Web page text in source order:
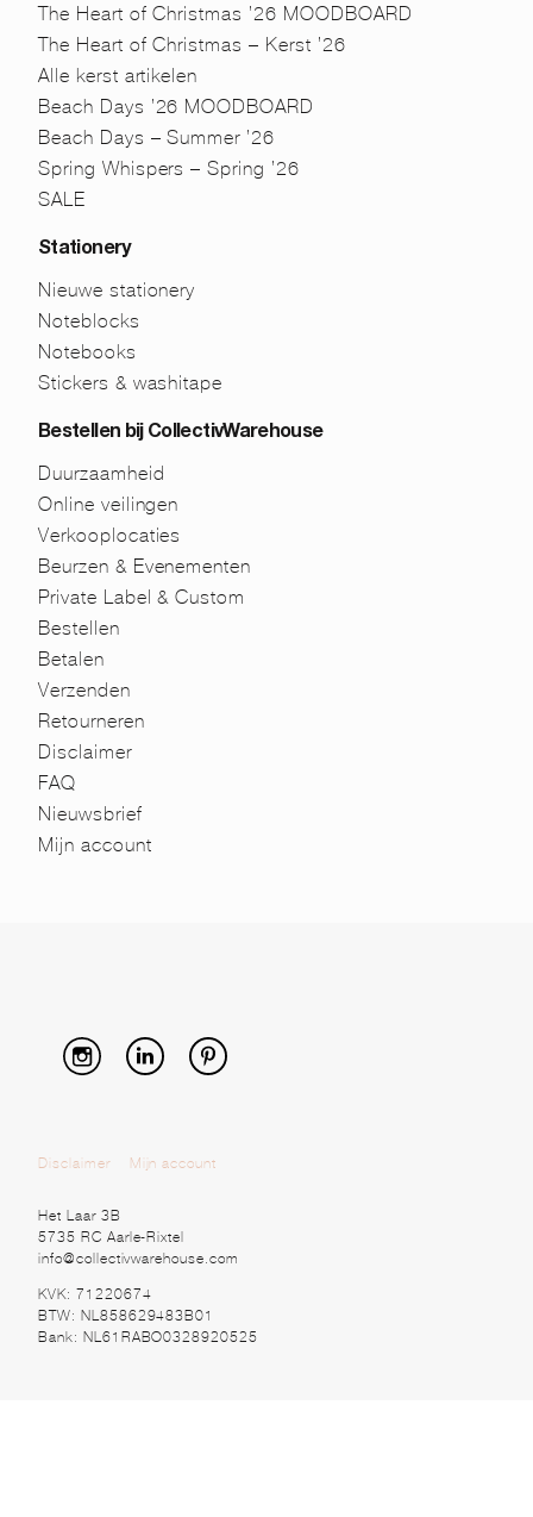
The Heart of Christmas ’26 MOODBOARD
The Heart of Christmas – Kerst ’26
Alle kerst artikelen
Beach Days ’26 MOODBOARD
Beach Days – Summer ’26
Spring Whispers – Spring ’26
SALE
Stationery
Nieuwe stationery
Noteblocks
Notebooks
Stickers & washitape
Bestellen bij CollectivWarehouse
Duurzaamheid
Online veilingen
Verkooplocaties
Beurzen & Evenementen
Private Label & Custom
Bestellen
Betalen
Verzenden
Retourneren
Disclaimer
FAQ
Nieuwsbrief
Mijn account
Disclaimer Mijn account
Het Laar 3B
5735 RC Aarle-Rixtel
info@collectivwarehouse.com
KVK: 71220674
BTW: NL858629483B01
Bank: NL61RABO0328920525